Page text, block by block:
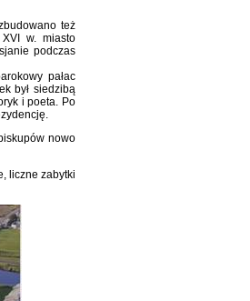
też
w. miasto
podczas
pałac
był siedzibą
i poeta. Po
nowo
liczne zabytki